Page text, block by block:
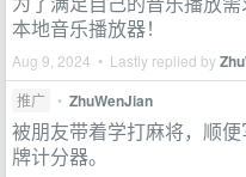
本地音乐播放器！
Aug 9, 2024 • Lastly replied by
推广 • ZhuWenJian
被朋友带着学打麻将，顺
牌计分器。